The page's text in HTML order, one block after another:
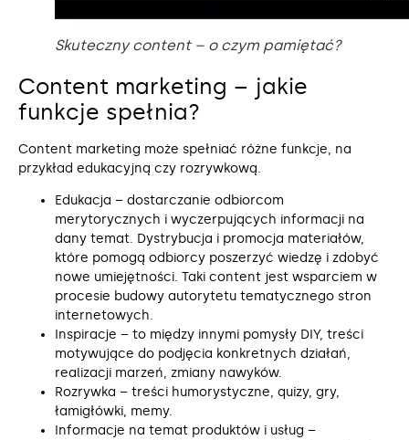
Skuteczny content – o czym pamiętać?
Content marketing – jakie
funkcje spełnia?
Content marketing może spełniać różne funkcje, na
przykład edukacyjną czy rozrywkową.
Edukacja – dostarczanie odbiorcom
merytorycznych i wyczerpujących informacji na
dany temat. Dystrybucja i promocja materiałów,
które pomogą odbiorcy poszerzyć wiedzę i zdobyć
nowe umiejętności. Taki content jest wsparciem w
procesie budowy autorytetu tematycznego stron
internetowych.
Inspiracje – to między innymi pomysły DIY, treści
motywujące do podjęcia konkretnych działań,
realizacji marzeń, zmiany nawyków.
Rozrywka – treści humorystyczne, quizy, gry,
łamigłówki, memy.
Informacje na temat produktów i usług –